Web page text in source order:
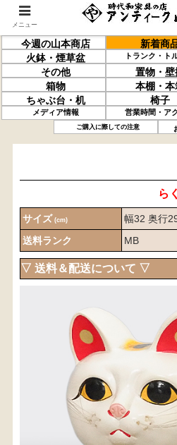
今週の山本商店 新着商
火鉢・煙草盆 トランク・ト
その他 置物・壁
箱物
本棚・本
ちゃぶ台・机
椅子
メディア情報 営業時間・ア
ご購入に際しての注意
招き猫
ら
サイズ (cm)
幅32 奥行
送料ランク
MB
▽ 送料＆配送について ▽
〈送料につ
・商品代金に送料は含まれてお
・送料は、商品のサイズ・発送
・ご購入手続きを進める途中で
だくと、自動的に送料が加算さ
・配送についての詳細は、こち
【送料を確
メニュー